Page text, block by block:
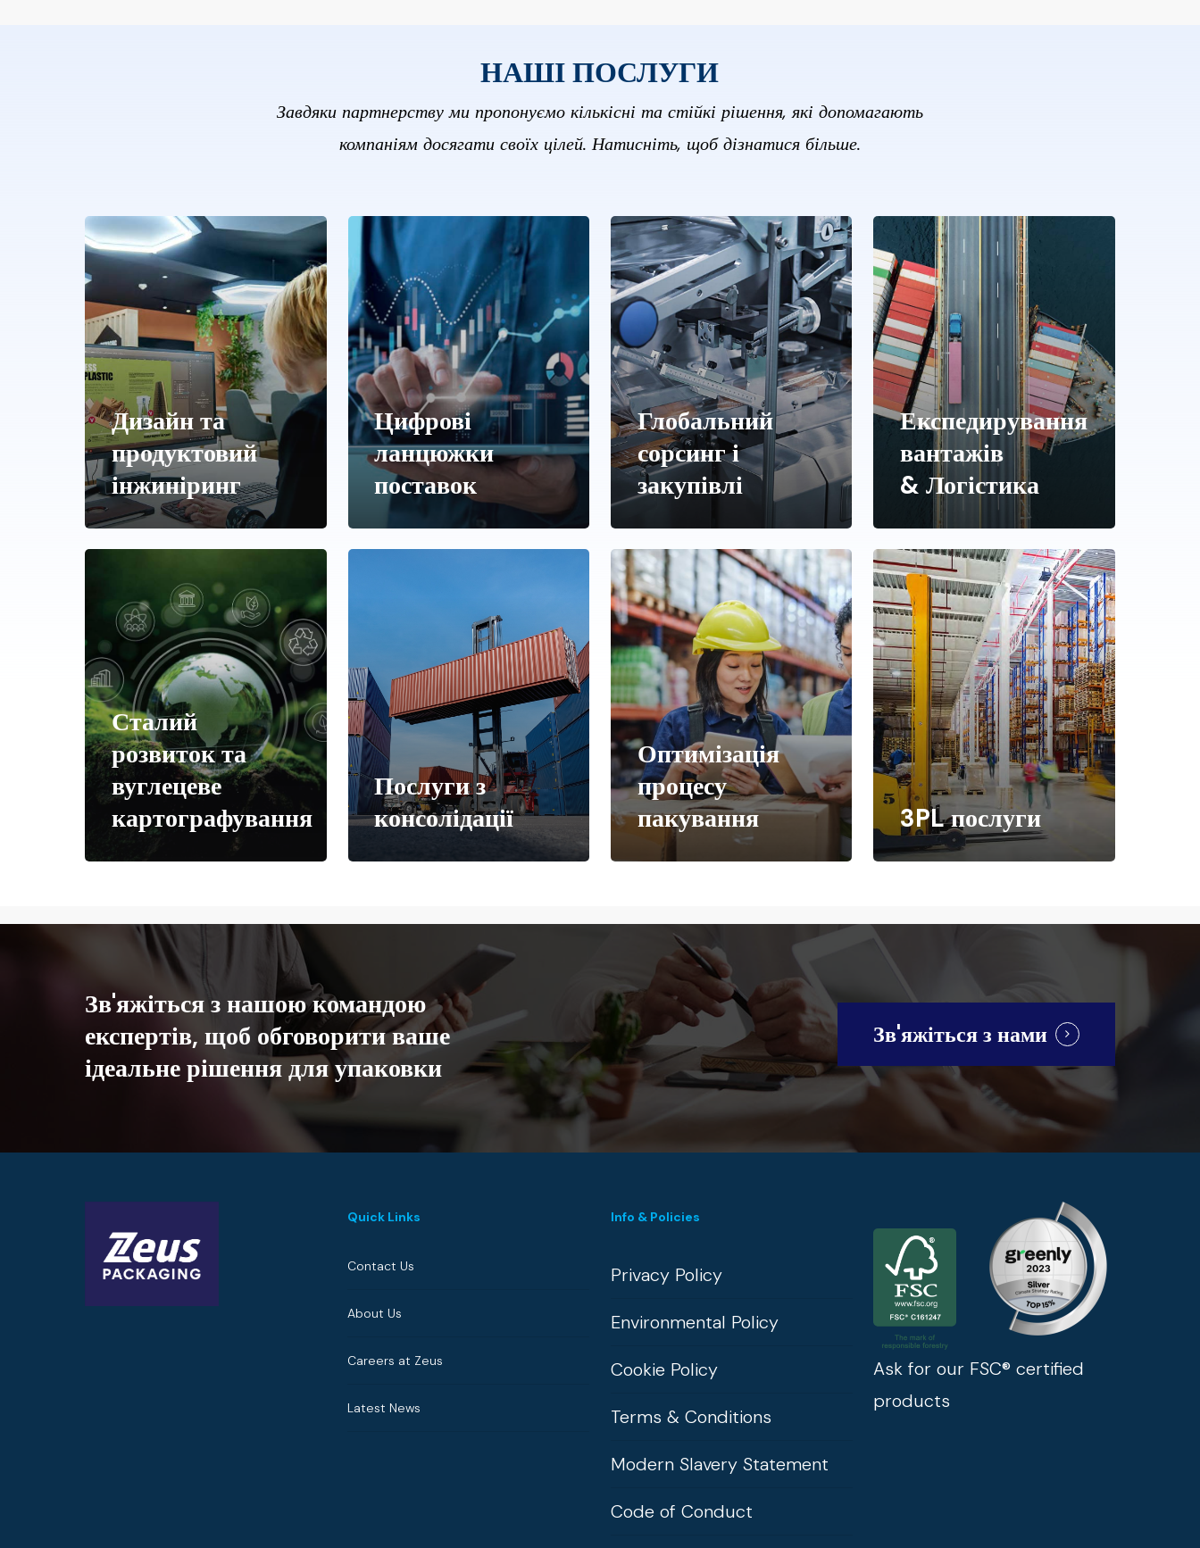
НАШІ ПОСЛУГИ
Завдяки партнерству ми пропонуємо кількісні та стійкі рішення, які допомагають
компаніям досягати своїх цілей. Натисніть, щоб дізнатися більше.
Дизайн та
продуктовий
інжиніринг
Цифрові
ланцюжки
поставок
Глобальний
сорсинг і
закупівлі
Експедирування
вантажів
& Логістика
Сталий
розвиток та
вуглецеве
картографування
Послуги з
консолідації
Оптимізація
процесу
пакування
3PL послуги
Зв'яжітьсязнашоюкомандою
експертів, щоб обговоритиваше
ідеальнерішеннядляупаковки
Зв'яжіться з нами
Quick Links
Contact Us
About Us
Careers at Zeus
Latest News
Info & Policies
Privacy Policy
Environmental Policy
Cookie Policy
Terms & Conditions
Modern Slavery Statement
Code of Conduct
Ask for our FSC® certified
products